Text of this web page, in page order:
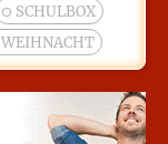
SCHULBOX
WEIHNACHT